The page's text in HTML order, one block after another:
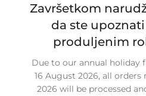
Završetkom
da ste
produljenim
Due to our annual holiday
16 August 2026, all
2026 will be processed